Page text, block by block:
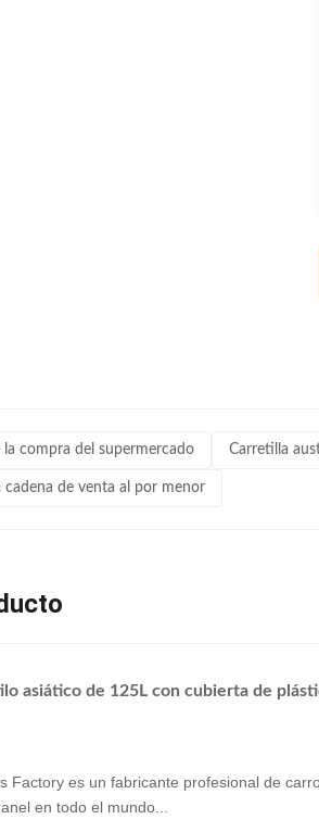
compra del supermercado Carretilla
de venta al por menor
asiático de 125L con cubierta de
Factory es un fabricante profesional de
en todo el mundo...